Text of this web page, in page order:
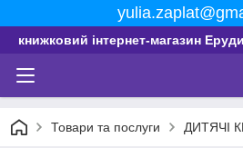
книжковий інтернет-магазин
Товари та послуги ДИТЯЧІ